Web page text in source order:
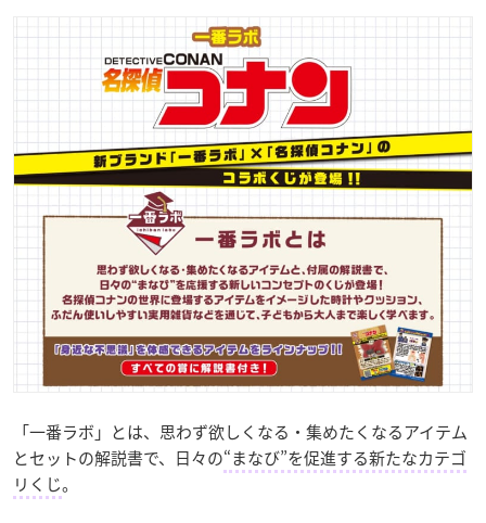
「一番ラボ」とは、思わず欲しくなる・集めたくなるアイテム
とセットの解説書で、日々の“まなび”を促進する新たなカテゴ
リくじ。